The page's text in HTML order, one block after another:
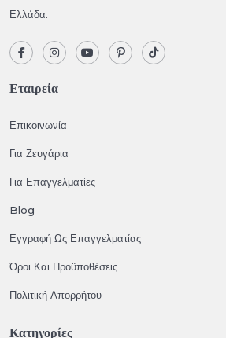
Ελλάδα.
Εταιρεία
Επικοινωνία
Για Ζευγάρια
Για Επαγγελματίες
Blog
Εγγραφή Ως Επαγγελματίας
Όροι Και Προϋποθέσεις
Πολιτική Απορρήτου
Κατηγορίες